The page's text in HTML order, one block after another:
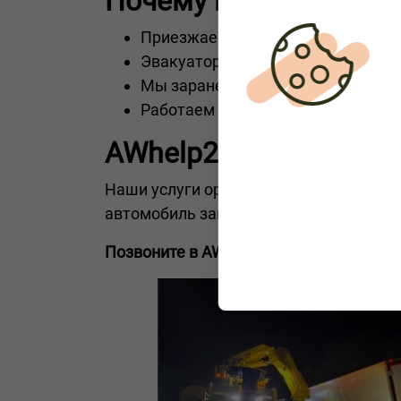
Приезжаем в течение короткого
Эвакуаторы оснащены для
Мы заранее согласуем
Работаем на автобанахA10 ,
AWhelp24 —
Наши услуги ориентированы на
автомобиль заглох или попал в
Позвоните в AWhelp24 — и эвакуатор